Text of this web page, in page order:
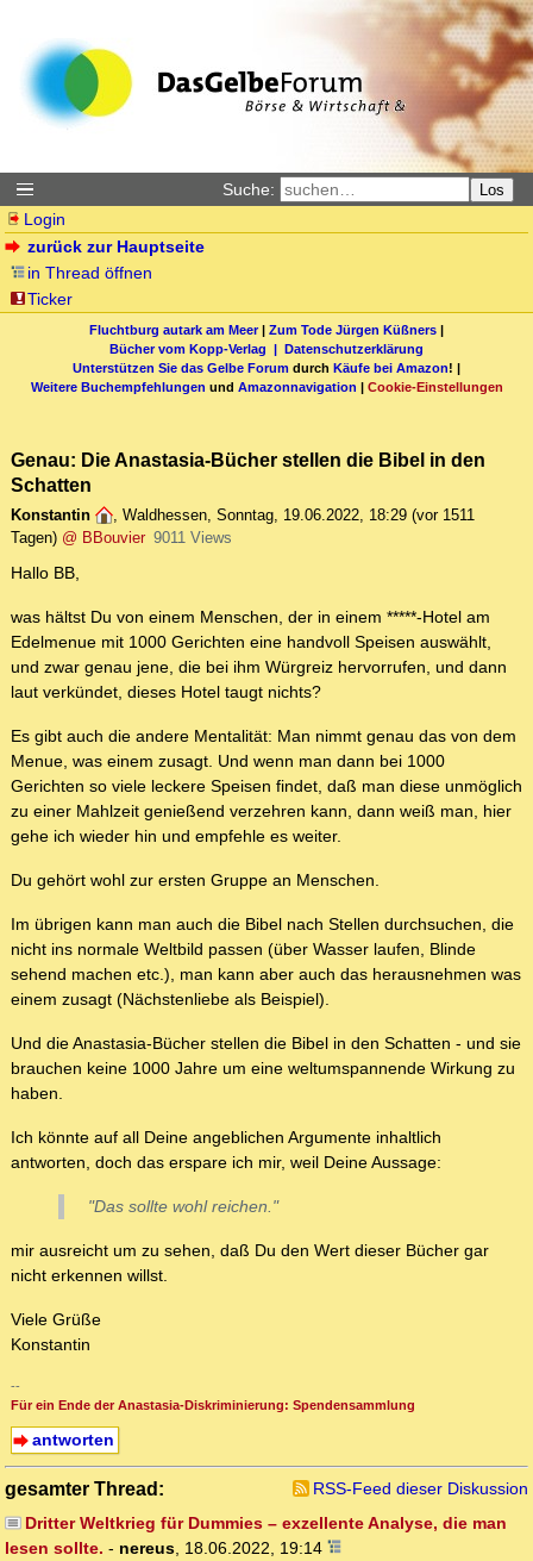
Suche: Los
Login
zurück zur Hauptseite
in Thread öffnen
Ticker
Fluchtburg autark am Meer| Zum Tode Jürgen Küßners |
Bücher vom Kopp-Verlag | Datenschutzerklärung
Unterstützen Sie das Gelbe Forum durch Käufe bei Amazon! |
Weitere Buchempfehlungen und Amazonnavigation | Cookie-Einstellungen
Genau: Die Anastasia-Bücher stellen die Bibel in den
Schatten
Konstantin , Waldhessen, Sonntag, 19.06.2022, 18:29 (vor 1511
Tagen) @ BBouvier 9011 Views
Hallo BB,
was hältst Du von einem Menschen, der in einem *****-Hotel am
Edelmenue mit 1000 Gerichten eine handvoll Speisen auswählt,
und zwar genau jene, die bei ihm Würgreiz hervorrufen, und dann
laut verkündet, dieses Hotel taugt nichts?
Es gibt auch die andere Mentalität: Man nimmt genau das von dem
Menue, was einem zusagt. Und wenn man dann bei 1000
Gerichten so viele leckere Speisen findet, daß man diese unmöglich
zu einer Mahlzeit genießend verzehren kann, dann weiß man, hier
gehe ich wieder hin und empfehle es weiter.
Du gehört wohl zur ersten Gruppe an Menschen.
Im übrigen kann man auch die Bibel nach Stellen durchsuchen, die
nicht ins normale Weltbild passen (über Wasser laufen, Blinde
sehend machen etc.), man kann aber auch das herausnehmen was
einem zusagt (Nächstenliebe als Beispiel).
Und die Anastasia-Bücher stellen die Bibel in den Schatten - und sie
brauchen keine 1000 Jahre um eine weltumspannende Wirkung zu
haben.
Ich könnte auf all Deine angeblichen Argumente inhaltlich
antworten, doch das erspare ich mir, weil Deine Aussage:
"Das sollte wohl reichen."
mir ausreicht um zu sehen, daß Du den Wert dieser Bücher gar
nicht erkennen willst.
Viele Grüße
Konstantin
--
Für ein Ende der Anastasia-Diskriminierung: Spendensammlung
antworten
gesamter Thread:
RSS-Feed dieser Diskussion
Dritter Weltkrieg für Dummies – exzellente Analyse, die man
lesen sollte. - nereus, 18.06.2022, 19:14